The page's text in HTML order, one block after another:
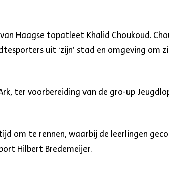
Haagse topatleet Khalid Choukoud.
uit ‘zijn’ stad en omgeving om
ter voorbereiding van de gro-up
om te rennen, waarbij de leerlingen
Hilbert Bredemeijer.